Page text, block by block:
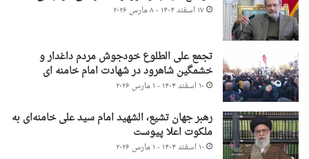
۱۷ اسفند ۱۴۰۴ - ۸ مارس ۲۰۲۶
تجمع علی الطلوع خودجوش مردم داغدار و
خشمگین شاهرود در شهادت امام خامنه ای
۱۰ اسفند ۱۴۰۴ - ۱ مارس ۲۰۲۶
رهبر جهان تشیع، الشهید امام سید علی خامنه‌ای به
ملکوت اعلا پیوست
۱۰ اسفند ۱۴۰۴ - ۱ مارس ۲۰۲۶